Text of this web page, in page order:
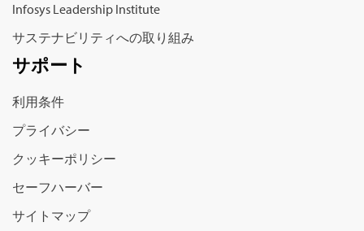
Infosys Leadership Institute
サステナビリティへの取り組み
サポート
利用条件
プライバシー
クッキーポリシー
セーフハーバー
サイトマップ